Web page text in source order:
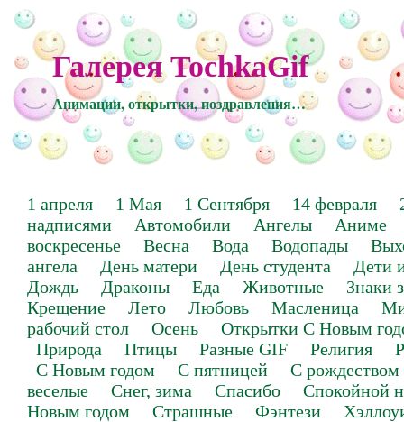
Галерея TochkaGif
Анимации, открытки, поздравления…
1 апреля 1 Мая 1 Сентября 14 февраля
надписями
Автомобили Ангелы
Аниме
воскресенье
Весна Вода Водопады
ангела
День матери День студента
Дети
Дождь
Драконы Еда Животные
Знаки
Крещение
Лето Любовь Масленица
рабочий стол
Осень
Открытки С Новым
Природа
Птицы Разные GIF Религия
С Новым годом
С пятницей
С рождеством
веселые
Снег, зима Спасибо
Спокойной
Новым годом
Страшные Фэнтези